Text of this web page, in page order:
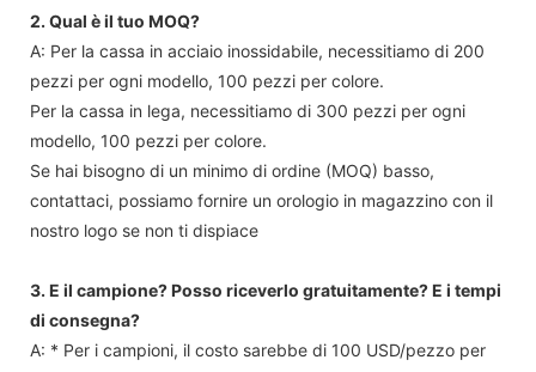
2. Qual è il tuo MOQ?
A: Per la cassa in acciaio inossidabile, necessitiamo di 200
pezzi per ogni modello, 100 pezzi per colore.
Per la cassa in lega, necessitiamo di 300 pezzi per ogni
modello, 100 pezzi per colore.
Se hai bisogno di un minimo di ordine (MOQ) basso,
contattaci, possiamo fornire un orologio in magazzino con il
nostro logo se non ti dispiace
3. E il campione? Posso riceverlo gratuitamente? E i tempi
di consegna?
A: * Per i campioni, il costo sarebbe di 100 USD/pezzo per